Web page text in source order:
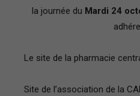
la journée du Mardi 24
Le site de la pharmacie
Site de l’association de la